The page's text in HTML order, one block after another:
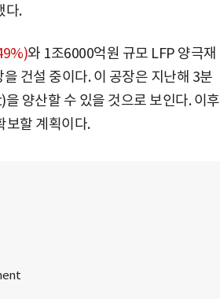
다.
와 1조6000억원 규모 LFP 양극재
건설 중이다. 이 공장은 지난해 3분
양산할 수 있을 것으로 보인다. 이후
보할 계획이다.